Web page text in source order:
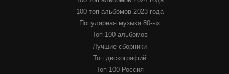
100 топ альбомов 2023 года
Популярная музыка 80-ых
Топ 100 альбомов
Лучшие сборники
Топ дискографий
Топ 100 Россия